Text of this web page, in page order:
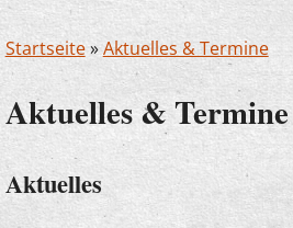
Startseite»Aktuelles & Termine
Aktuelles & Termine
Aktuelles